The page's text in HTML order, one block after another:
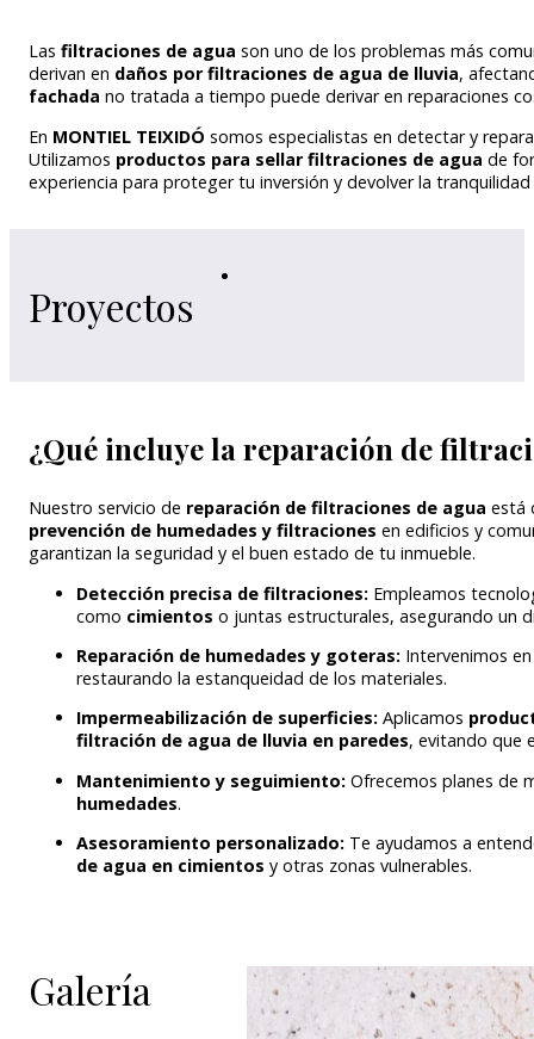
Las filtraciones de agua son uno de los problemas más
derivan en daños por filtraciones de agua de lluvia,
fachada no tratada a tiempo puede derivar en reparaciones
En MONTIEL TEIXIDÓ somos especialistas en detectar y
Utilizamos productos para sellar filtraciones de agua de
experiencia para proteger tu inversión y devolver la
Proyectos
¿Qué incluye la reparación de
Nuestro servicio de reparación de filtraciones de agua está
prevención de humedades y filtraciones en edificios y
garantizan la seguridad y el buen estado de tu inmueble.
Detección precisa de filtraciones: Empleamos
como cimientos o juntas estructurales, asegurando un
Reparación de humedades y goteras: Intervenimos
restaurando la estanqueidad de los materiales.
Impermeabilización de superficies: Aplicamos
filtración de agua de lluvia en paredes, evitando que
Mantenimiento y seguimiento: Ofrecemos planes de
humedades.
Asesoramiento personalizado: Te ayudamos a
de agua en cimientos y otras zonas vulnerables.
Galería